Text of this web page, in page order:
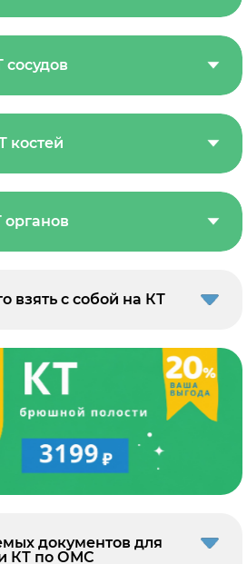
сосудов
костей
органов
взять с собой на КТ
документов для
КТ по ОМС